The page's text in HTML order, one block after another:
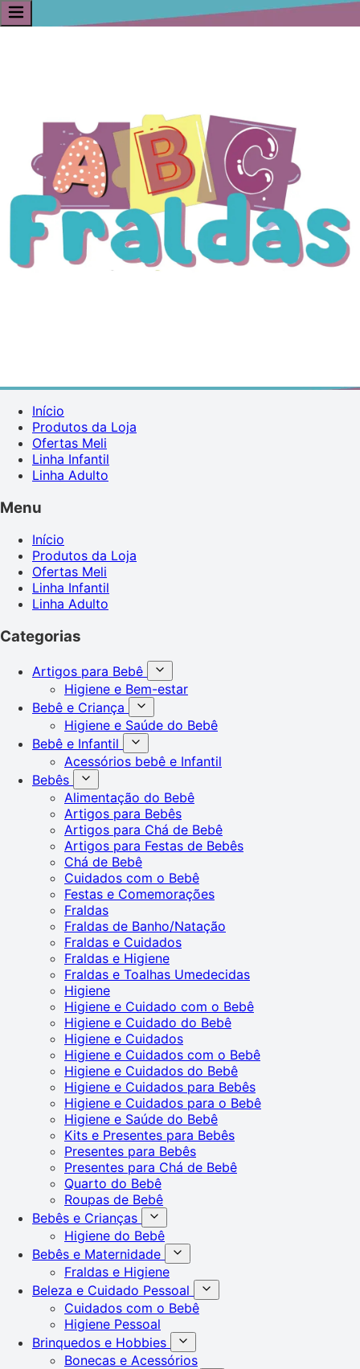
Início
Produtos da Loja
Ofertas Meli
Linha Infantil
Linha Adulto
Menu
Início
Produtos da Loja
Ofertas Meli
Linha Infantil
Linha Adulto
Categorias
Artigos para Bebê
Higiene e Bem-estar
Bebê e Criança
Higiene e Saúde do Bebê
Bebê e Infantil
Acessórios bebê e Infantil
Bebês
Alimentação do Bebê
Artigos para Bebês
Artigos para Chá de Bebê
Artigos para Festas de Bebês
Chá de Bebê
Cuidados com o Bebê
Festas e Comemorações
Fraldas
Fraldas de Banho/Natação
Fraldas e Cuidados
Fraldas e Higiene
Fraldas e Toalhas Umedecidas
Higiene
Higiene e Cuidado com o Bebê
Higiene e Cuidado do Bebê
Higiene e Cuidados
Higiene e Cuidados com o Bebê
Higiene e Cuidados do Bebê
Higiene e Cuidados para Bebês
Higiene e Cuidados para o Bebê
Higiene e Saúde do Bebê
Kits e Presentes para Bebês
Presentes para Bebês
Presentes para Chá de Bebê
Quarto do Bebê
Roupas de Bebê
Bebês e Crianças
Higiene do Bebê
Bebês e Maternidade
Fraldas e Higiene
Beleza e Cuidado Pessoal
Cuidados com o Bebê
Higiene Pessoal
Brinquedos e Hobbies
Bonecas e Acessórios